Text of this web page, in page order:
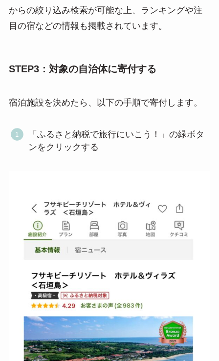
からの絞り込み検索が可能な上、ランキングや注
目の宿などの情報も掲載されています。
STEP3：対象の自治体に寄付する
宿泊施設を決めたら、以下の手順で寄付します。
「ふるさと納税で旅行にいこう！」の緑ボタ
ンをクリックする